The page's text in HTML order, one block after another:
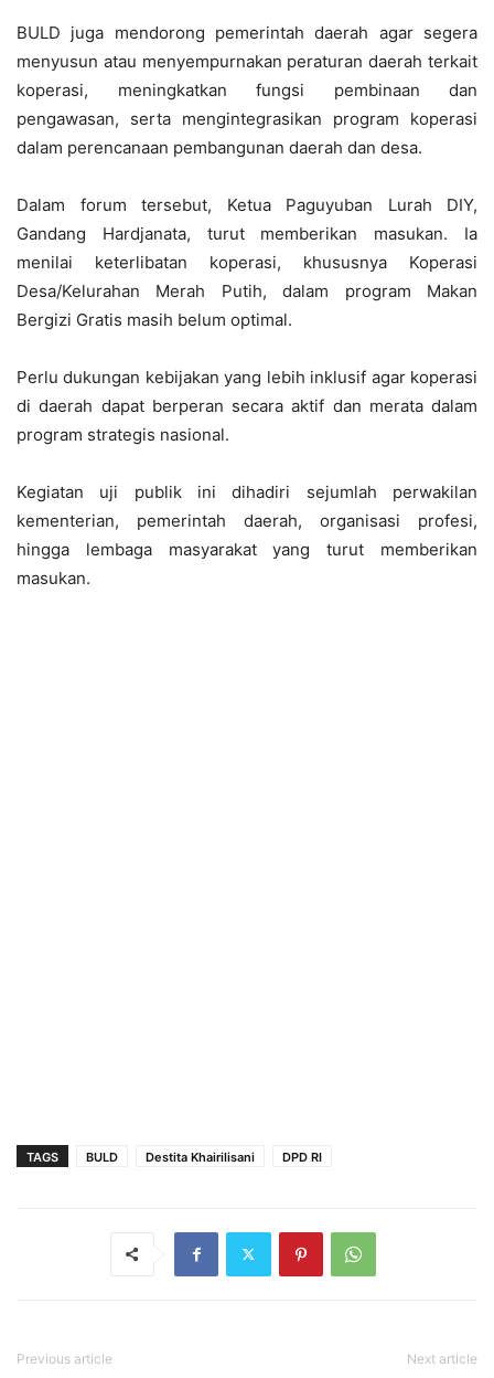
BULD juga mendorong pemerintah daerah agar segera
menyusun atau menyempurnakan peraturan daerah terkait
koperasi, meningkatkan fungsi pembinaan dan
pengawasan, serta mengintegrasikan program koperasi
dalam perencanaan pembangunan daerah dan desa.
Dalam forum tersebut, Ketua Paguyuban Lurah DIY,
Gandang Hardjanata, turut memberikan masukan. Ia
menilai keterlibatan koperasi, khususnya Koperasi
Desa/Kelurahan Merah Putih, dalam program Makan
Bergizi Gratis masih belum optimal.
Perlu dukungan kebijakan yang lebih inklusif agar koperasi
di daerah dapat berperan secara aktif dan merata dalam
program strategis nasional.
Kegiatan uji publik ini dihadiri sejumlah perwakilan
kementerian, pemerintah daerah, organisasi profesi,
hingga lembaga masyarakat yang turut memberikan
masukan.
TAGS BULD Destita Khairilisani DPD RI
Previous article Next article